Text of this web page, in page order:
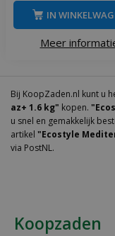
Meer
IN
Bij KoopZaden.nl kunt u
az+ 1.6 kg" kopen.
u snel en gemakkelijk
artikel "Ecostyle
via PostNL.
Koopzaden